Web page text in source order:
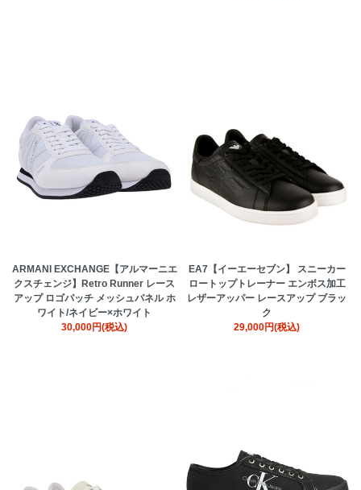
ARMANI EXCHANGE【アルマーニエ
クスチェンジ】Retro Runner レース
アップ ロゴパッチ メッシュパネル ホ
ワイト/ネイビー×ホワイト
30,000円(税込)
EA7【イーエーセブン】 スニーカー
ロートップトレーナー エンボス加工
レザーアッパー レースアップ ブラッ
ク
29,000円(税込)